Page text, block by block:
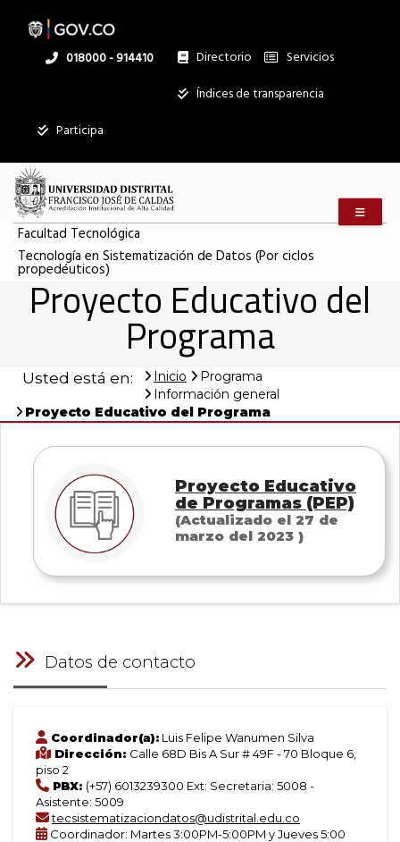
contenido
Linea
018000 - 914410 Directorio
Institucional
Servicios
Índices de transparencia
Participa
Facultad Tecnológica
Tecnología en Sistematización de Datos (Por ciclos
propedéuticos)
Proyecto Educativo del
Programa
Usted está en: Inicio
Programa
Información general
Proyecto Educativo del Programa
Proyecto Educativo
de Programas (PEP)
(Actualizado el 27 de
marzo del 2023 )
Datos de contacto
Coordinador(a): Luis Felipe Wanumen Silva
Dirección: Calle 68D Bis A Sur # 49F - 70 Bloque 6,
piso 2
PBX: (+57) 6013239300 Ext: Secretaria: 5008 -
Asistente: 5009
tecsistematizaciondatos@udistrital.edu.co
Coordinador: Martes 3:00PM-5:00PM y Jueves 5:00